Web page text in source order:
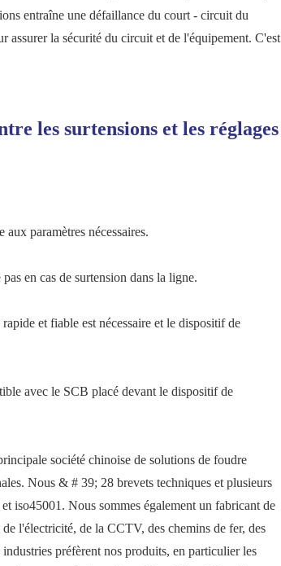
entraîne une défaillance du court - circuit du
assurer la sécurité du circuit et de l'équipement. C'est
les surtensions et les réglages
paramètres nécessaires.
en cas de surtension dans la ligne.
et fiable est nécessaire et le dispositif de
avec le SCB placé devant le dispositif de
société chinoise de solutions de foudre
Nous & # 39; 28 brevets techniques et plusieurs
iso45001. Nous sommes également un fabricant de
l'électricité, de la CCTV, des chemins de fer, des
préfèrent nos produits, en particulier les